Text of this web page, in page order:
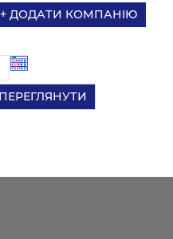
+ ДОДАТИ КОМПАНІЮ